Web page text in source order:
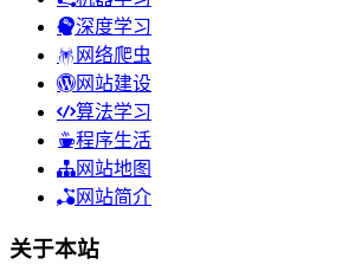
深度学习
网络爬虫
网站建设
算法学习
程序生活
网站地图
网站简介
关于本站